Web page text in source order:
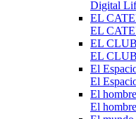
Digital
EL
EL
EL
EL
El
El
El
El